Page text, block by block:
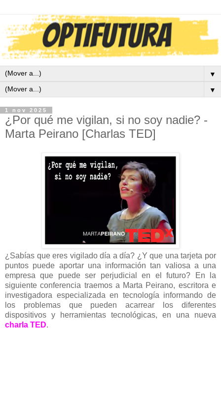
▼
▼
1 nov 2025
¿Por qué me vigilan, si no soy nadie? -
Marta Peirano [Charlas TED]
¿Sabías que eres vigilado día a día? ¿Y que una tarjeta por
puntos puede aportar una información tan valiosa a una
empresa que puede ser perjudicial en el futuro? En la
siguiente conferencia traemos a Marta Peirano, escritora e
investigadora especializada en tecnología informando de
los problemas que pueden acarrear los diferentes
dispositivos y herramientas tecnológicas, en una nueva
charla TED.